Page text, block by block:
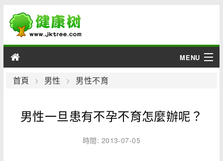
MENU
男性
首頁 男性 男性不育
男性一旦患有不孕不育怎麼辦呢？
時間: 2013-07-05